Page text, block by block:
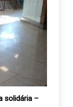
solidária –